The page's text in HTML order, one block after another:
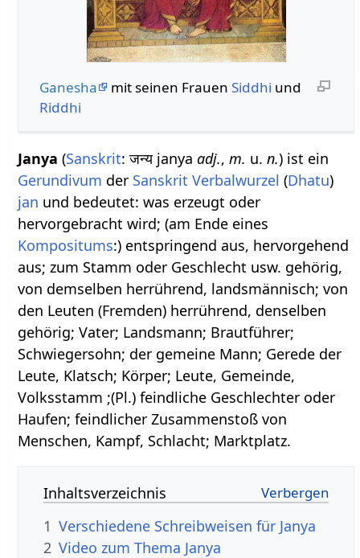
Ganesha mit seinen Frauen Siddhi und
Riddhi
Janya (Sanskrit: जन्य janyaadj.,m. u.n.) ist ein
Gerundivum der Sanskrit Verbalwurzel (Dhatu)
jan und bedeutet: was erzeugt oder
hervorgebracht wird; (am Ende eines
Kompositums:) entspringend aus, hervorgehend
aus; zum Stamm oder Geschlecht usw. gehörig,
von demselben herrührend, landsmännisch; von
den Leuten (Fremden) herrührend, denselben
gehörig; Vater; Landsmann; Brautführer;
Schwiegersohn; der gemeine Mann; Gerede der
Leute, Klatsch; Körper; Leute, Gemeinde,
Volksstamm ;(Pl.) feindliche Geschlechter oder
Haufen; feindlicher Zusammenstoß von
Menschen, Kampf, Schlacht; Marktplatz.
Inhaltsverzeichnis
1 Verschiedene Schreibweisen für Janya
2 Video zum Thema Janya